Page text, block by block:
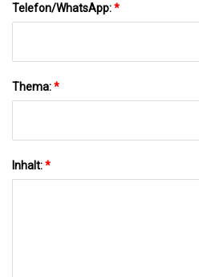
Telefon/WhatsApp:*
Thema:*
Inhalt:*